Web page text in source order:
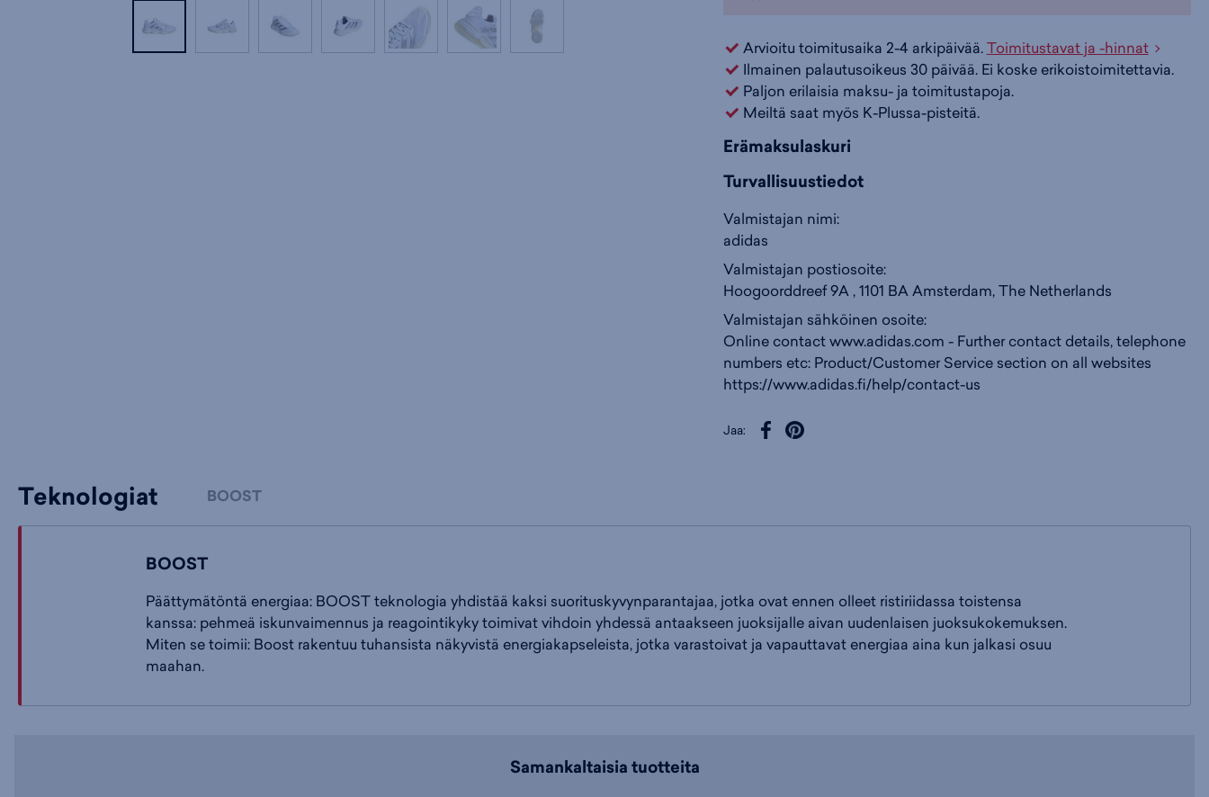
is s
Arvioitu toimitusaika 2-4 arkipäivää.Toimitustavat ja -hinnat
Ilmainen palautusoikeus 30 päivää. Ei koske erikoistoimitettavia.
Paljon erilaisia maksu- ja toimitustapoja.
Meiltä saat myös K-Plussa-pisteitä.
Erämaksulaskuri
Turvallisuustiedot
Valmistajan nimi:
adidas
Valmistajan postiosoite:
Hoogoorddreef 9A , 1101 BA Amsterdam, The Netherlands
Valmistajan sähköinen osoite:
Online contact www.adidas.com - Further contact details, telephone
numbers etc: Product/Customer Service section on all websites
https://www.adidas.fi/help/contact-us
Jaa:
Teknologiat BOOST
BOOST
Päättymätöntä energiaa: BOOST teknologia yhdistää kaksi suorituskyvynparantajaa, jotka ovat ennen olleet ristiriidassa toistensa
kanssa: pehmeä iskunvaimennus ja reagointikyky toimivat vihdoin yhdessä antaakseen juoksijalle aivan uudenlaisen juoksukokemuksen.
Miten se toimii: Boost rakentuu tuhansista näkyvistä energiakapseleista, jotka varastoivat ja vapauttavat energiaa aina kun jalkasi osuu
maahan.
Samankaltaisia tuotteita